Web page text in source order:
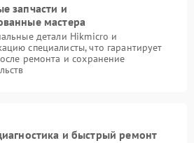
запчасти и
мастера
детали Hikmicro и
специалисты, что гарантирует
ремонта и сохранение
и быстрый ремонт